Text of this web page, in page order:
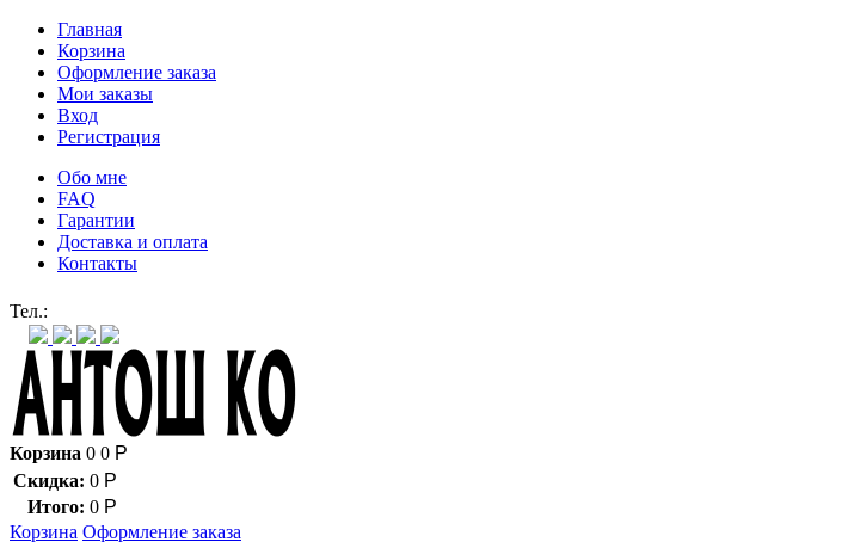
Главная
Корзина
Оформление заказа
Мои заказы
Вход
Регистрация
Обо мне
FAQ
Гарантии
Доставка и оплата
Контакты
Тел.:
Корзина 0 0 Р
Скидка: 0 Р
Итого: 0 Р
Корзина Оформление заказа